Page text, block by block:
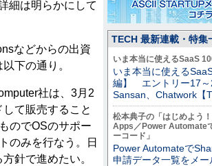
細は明らかにして
などからの出資
下の通り。
社は、3月2
て販売すること
のでOSのサポー
のみを行なう。日
針で進めたい。
TECH 最新連載・特集
いま本当に使えるSaaS
いま本当に使える
編】 エントリー17～
Sansan、Chatwork【
松本典子の「はじめよう
Apps／Power Automate
ーコード」
Power Automateで
申請データ一覧をメ